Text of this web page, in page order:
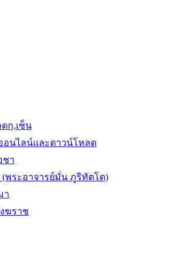
ก,เซ็น
อนไลน์และดาวน์โหลด
ชา
พระอาจารย์มั่น ภูริทัตโต)
า
ฆราช